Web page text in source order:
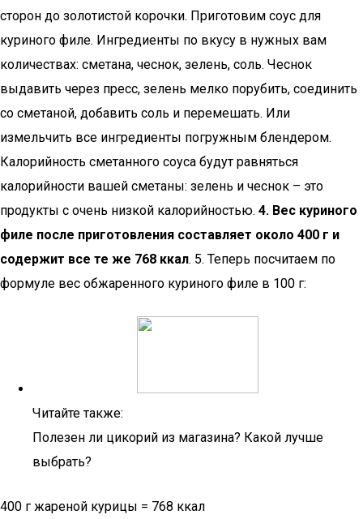
сторон до золотистой корочки. Приготовим соус для
куриного филе. Ингредиенты по вкусу в нужных вам
количествах: сметана, чеснок, зелень, соль. Чеснок
выдавить через пресс, зелень мелко порубить, соединить
со сметаной, добавить соль и перемешать. Или
измельчить все ингредиенты погружным блендером.
Калорийность сметанного соуса будут равняться
калорийности вашей сметаны: зелень и чеснок – это
продукты с очень низкой калорийностью. 4. Вес куриного
филе после приготовления составляет около 400 г и
содержит все те же 768 ккал. 5. Теперь посчитаем по
формуле вес обжаренного куриного филе в 100 г:
Читайте также:
Полезен ли цикорий из магазина? Какой лучше
выбрать?
400 г жареной курицы = 768 ккал